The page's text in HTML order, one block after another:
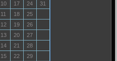
10 17 24
31
11 18
25
12 19
26
13 20
27
14 21
28
15 22
29